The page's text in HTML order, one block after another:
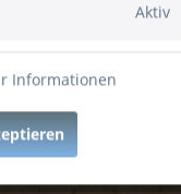
Aktiv
Informationen